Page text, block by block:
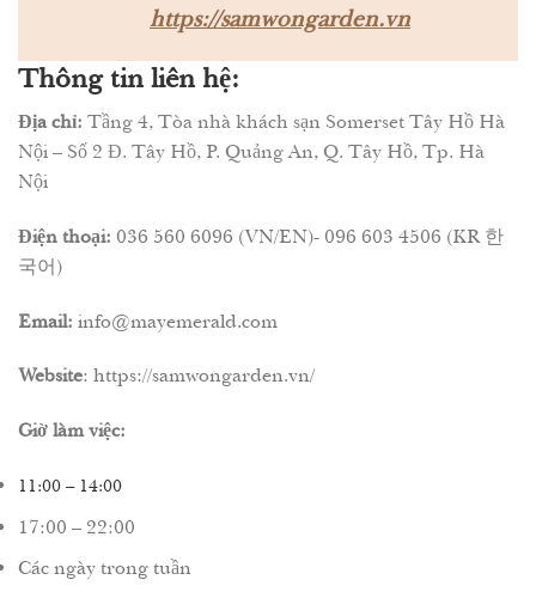
https://samwongarden.vn
Thông tin liên hệ:
Địa chỉ: Tầng 4, Tòa nhà khách sạn Somerset Tây Hồ Hà
Nội – Số 2 Đ. Tây Hồ, P. Quảng An, Q. Tây Hồ, Tp. Hà
Nội
Điện thoại: 036 560 6096 (VN/EN)- 096 603 4506 (KR 한
국어)
Email: info@mayemerald.com
Website: https://samwongarden.vn/
Giờ làm việc:
11:00 – 14:00
17:00 – 22:00
Các ngày trong tuần